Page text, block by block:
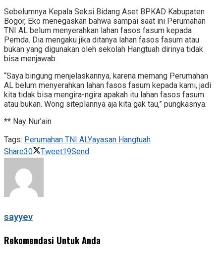
Sebelumnya Kepala Seksi Bidang Aset BPKAD Kabupaten
Bogor, Eko menegaskan bahwa sampai saat ini Perumahan
TNI AL belum menyerahkan lahan fasos fasum kepada
Pemda. Dia mengaku jika ditanya lahan fasos fasum atau
bukan yang digunakan oleh sekolah Hangtuah dirinya tidak
bisa menjawab.
“Saya bingung menjelaskannya, karena memang Perumahan
AL belum menyerahkan lahan fasos fasum kepada kami, jadi
kita tidak bisa mengira-ngira apakah itu lahan fasos fasum
atau bukan. Wong siteplannya aja kita gak tau,” pungkasnya.
** Nay Nur’ain
Tags: Perumahan TNI ALYayasan Hangtuah
Share30 Tweet19Send
sayyev
Rekomendasi Untuk Anda